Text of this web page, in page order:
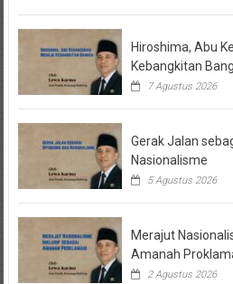
Hiroshima, Abu
Kebangkitan
7 Agustus 2026
Gerak Jalan
Nasionalisme
5 Agustus 2026
Merajut
Amanah
2 Agustus 2026